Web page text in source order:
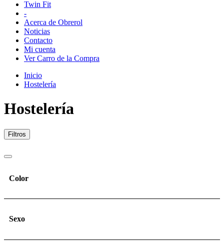
Twin Fit
-
Acerca de Obrerol
Noticias
Contacto
Mi cuenta
Ver Carro de la Compra
Inicio
Hostelería
Hostelería
Filtros
Color
Sexo